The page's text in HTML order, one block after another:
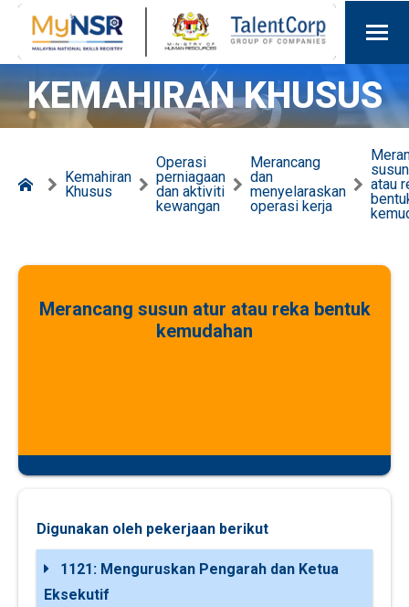
KEMAHIRAN KHUSUS
Kemahiran
Khusus
Operasi
perniagaan
dan aktiviti
kewangan
Merancang
dan
menyelaraskan
operasi kerja
atau
Merancang susun atur atau reka bentuk
kemudahan
Digunakan oleh pekerjaan berikut
1121: Menguruskan Pengarah dan Ketua
Eksekutif